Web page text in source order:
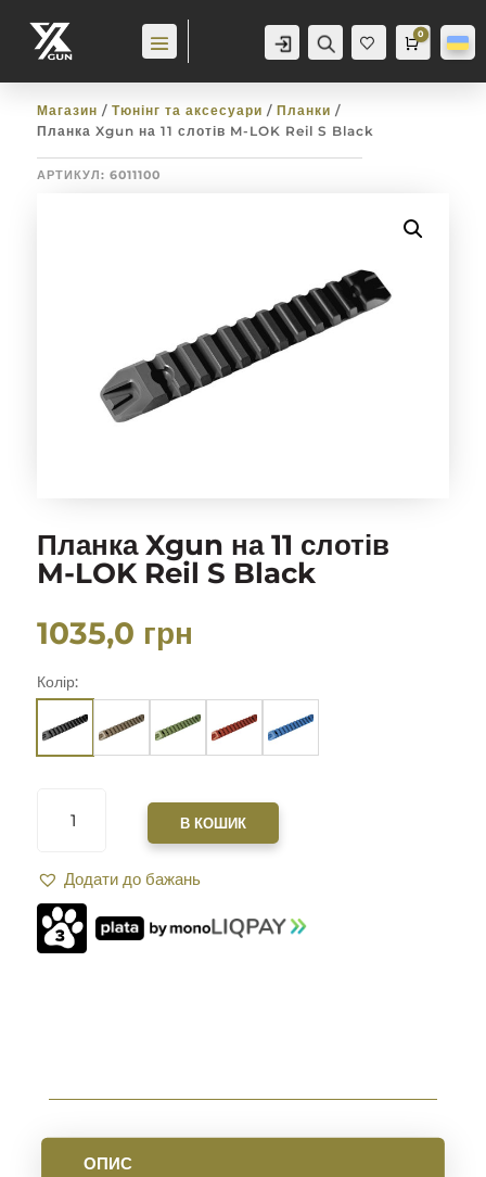
Аккаунт Пошук
Баж
анн
Cart
0
0,0грн
Магазин / Тюнінг та аксесуари / Планки /
Планка Xgun на 11 слотів M-LOK Reil S Black
АРТИКУЛ: 6011100
Планка Xgun на 11 слотів
M-LOK Reil S Black
1035,0 грн
Колір:
XGUN
СЛОТІВ
M-
LOK
REIL
В КОШИК
Додати до бажань
ОПИС